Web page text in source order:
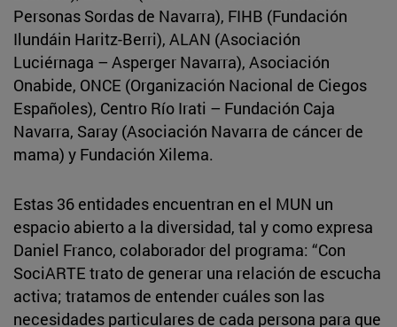
Personas Sordas de Navarra), FIHB (Fundación
Ilundáin Haritz-Berri), ALAN (Asociación
Luciérnaga – Asperger Navarra), Asociación
Onabide, ONCE (Organización Nacional de Ciegos
Españoles), Centro Río Irati – Fundación Caja
Navarra, Saray (Asociación Navarra de cáncer de
mama) y Fundación Xilema.
Estas 36 entidades encuentran en el MUN un
espacio abierto a la diversidad, tal y como expresa
Daniel Franco, colaborador del programa: “Con
SociARTE trato de generar una relación de escucha
activa; tratamos de entender cuáles son las
necesidades particulares de cada persona para que